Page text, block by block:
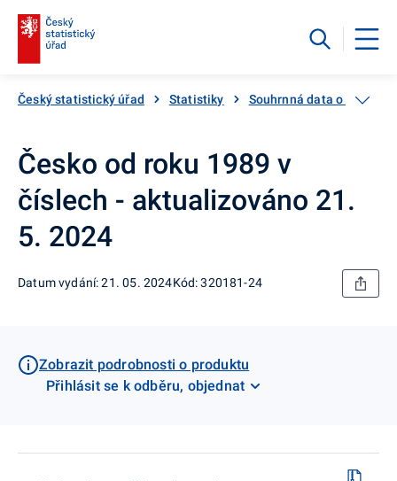
Český statistický úřad Statistiky Souhrnná data o Česku
Česko od roku 1989 v
číslech - aktualizováno 21.
5. 2024
Datum vydání: 21. 05. 2024Kód: 320181-24
Zobrazit podrobnosti o produktu
Přihlásit se k odběru, objednat